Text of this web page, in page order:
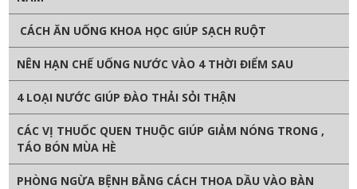
CÁCH ĂN UỐNG KHOA HỌC GIÚP SẠCH RUỘT
NÊN HẠN CHẾ UỐNG NƯỚC VÀO 4 THỜI ĐIỂM SAU
4 LOẠI NƯỚC GIÚP ĐÀO THẢI SỎI THẬN
CÁC VỊ THUỐC QUEN THUỘC GIÚP GIẢM NÓNG TRONG ,
TÁO BÓN MÙA HÈ
PHÒNG NGỪA BỆNH BẰNG CÁCH THOA DẦU VÀO BÀN